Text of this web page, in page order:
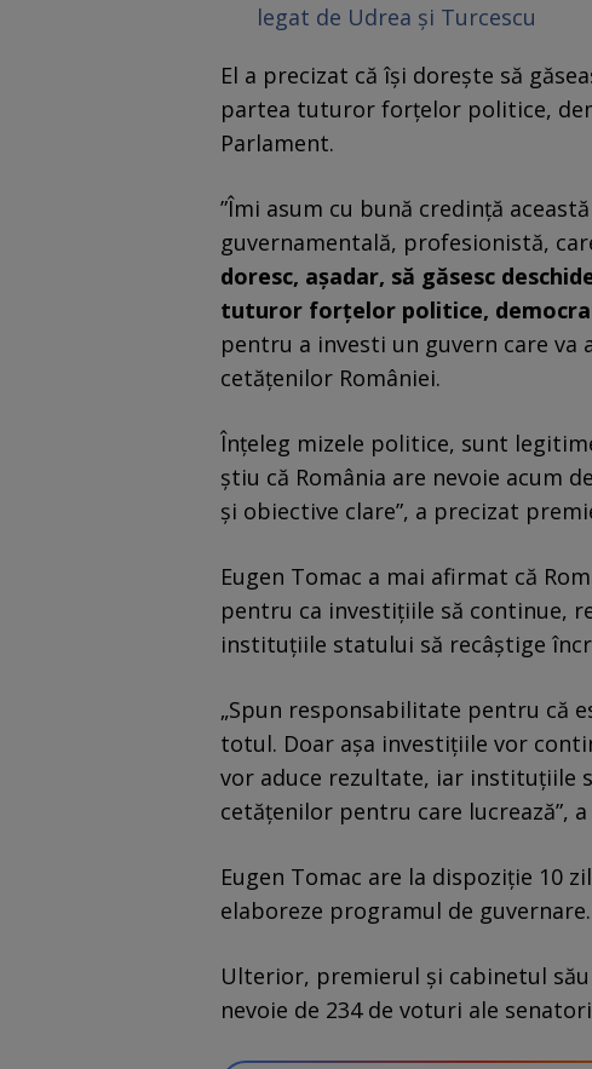
legat de Udrea și Turcescu
El a precizat că își dorește să
partea tuturor forţelor politice,
Parlament.
”Îmi asum cu bună credinţă
guvernamentală, profesionistă,
doresc, aşadar, să găsesc
tuturor forţelor politice,
pentru a investi un guvern care va
cetăţenilor României.
Înţeleg mizele politice, sunt
ştiu că România are nevoie acum
şi obiective clare”, a precizat
Eugen Tomac a mai afirmat că
pentru ca investițiile să continue,
instituțiile statului să recâștige
„Spun responsabilitate pentru că
totul. Doar așa investițiile vor
vor aduce rezultate, iar instituțiile
cetățenilor pentru care lucrează”,
Eugen Tomac are la dispoziție 10
elaboreze programul de guvernare.
Ulterior, premierul și cabinetul
nevoie de 234 de voturi ale